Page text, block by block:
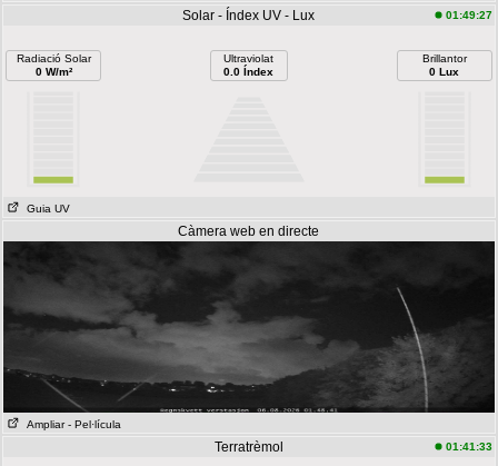
Solar - Índex UV - Lux 01:49:27
Radiació Solar
0 W/m²
Ultraviolat
0.0 Índex
Brillantor
0 Lux
Guia UV
Càmera web en directe
Ampliar - Pel·lícula
Terratrèmol 01:41:33